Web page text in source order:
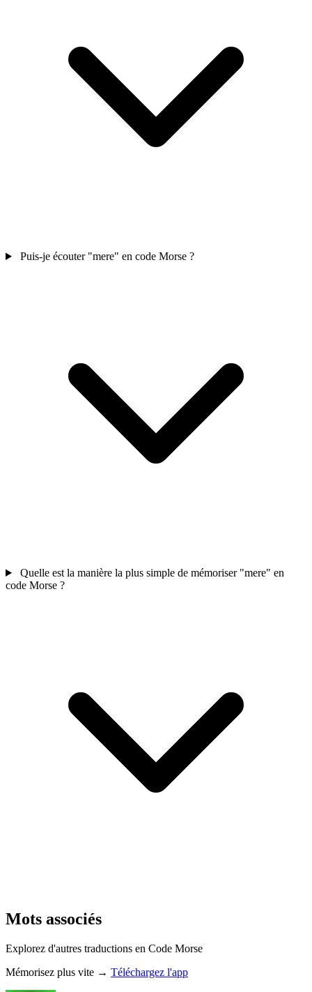
Puis-je écouter "mere" en code Morse ?
Quelle est la manière la plus simple de mémoriser "mere" en
code Morse ?
Mots associés
Explorez d'autres traductions en Code Morse
Mémorisez plus vite → Téléchargez l'app